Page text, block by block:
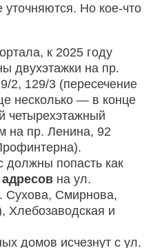
Но кое-что
к 2025 году
двухэтажки на пр.
2, 129/3 (пересечение
несколько — в конце
четырехэтажный
на пр. Ленина, 92
должны попасть как
на ул.
Сухова, Смирнова,
Хлебозаводская и
домов исчезнут с ул.